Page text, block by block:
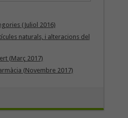
(Juliol 2016)
naturals, i alteracions del
(Març 2017)
(Novembre 2017)